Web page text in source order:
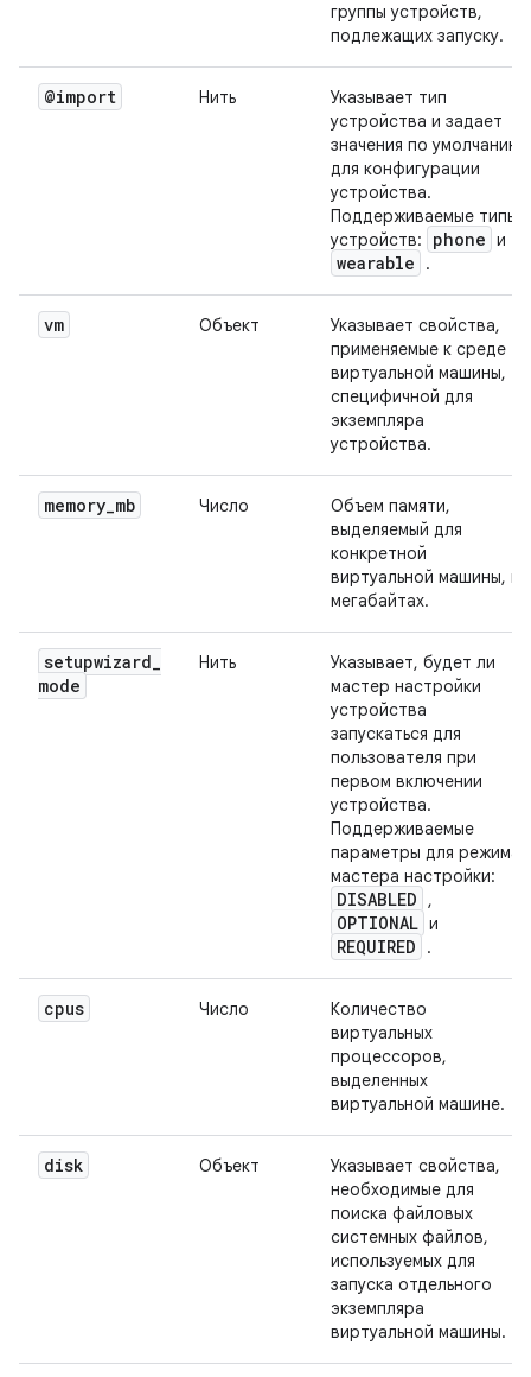
группы устройств,
подлежащих запуску.
@import Нить
Указывает тип
устройства и задает
значения по умолчанию
для конфигурации
устройства.
Поддерживаемые типы
устройств:
phone и
wearable .
vm Объект
Указывает свойства,
применяемые к среде
виртуальной машины,
специфичной для
экземпляра
устройства.
memory_mb Число
Объем памяти,
выделяемый для
конкретной
виртуальной машины, в
мегабайтах.
setupwizard_
mode
Нить
Указывает, будет ли
мастер настройки
устройства
запускаться для
пользователя при
первом включении
устройства.
Поддерживаемые
параметры для режима
мастера настройки:
DISABLED ,
OPTIONAL и
REQUIRED .
cpus Число
Количество
виртуальных
процессоров,
выделенных
виртуальной машине.
disk Объект
Указывает свойства,
необходимые для
поиска файловых
системных файлов,
используемых для
запуска отдельного
экземпляра
виртуальной машины.